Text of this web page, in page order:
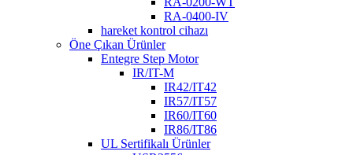
RA-0400-IV
hareket kontrol cihazı
Öne Çıkan Ürünler
Entegre Step Motor
IR/IT-M
IR42/IT42
IR57/IT57
IR60/IT60
IR86/IT86
UL Sertifikalı Ürünler